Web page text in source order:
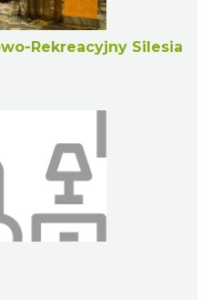
Rekreacyjny Silesia